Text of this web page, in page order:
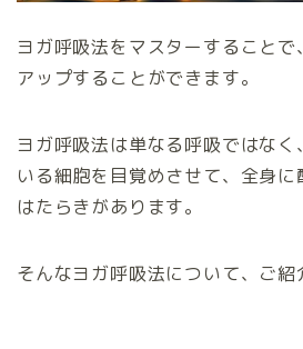
ヨガ呼吸法をマスターすることで
アップすることができます。
ヨガ呼吸法は単なる呼吸ではな
いる細胞を目覚めさせて、全身
はたらきがあります。
そんなヨガ呼吸法について、ご紹